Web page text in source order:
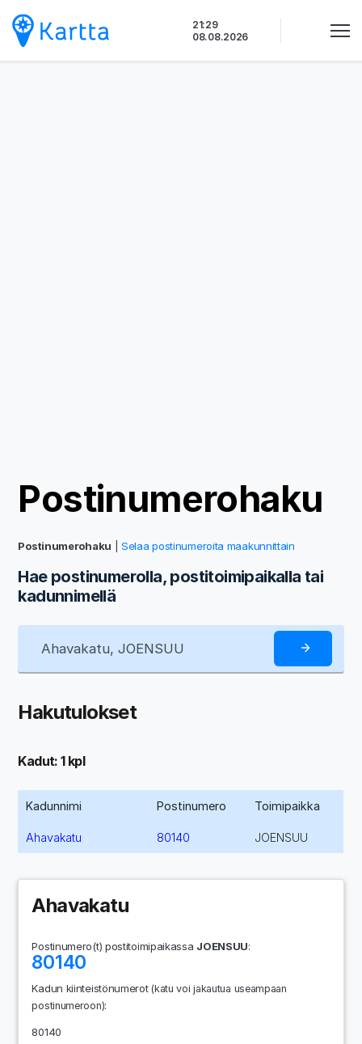
sisältöön
21:29
08.08.2026
Postinumerohaku
Postinumerohaku |Selaa postinumeroita maakunnittain
Hae postinumerolla, postitoimipaikalla tai
kadunnimellä
Hakutulokset
Kadut: 1 kpl
Kadunnimi Postinumero Toimipaikka
Ahavakatu 80140 JOENSUU
Ahavakatu
Postinumero(t) postitoimipaikassa JOENSUU:
80140
Kadun kiinteistönumerot(katu voi jakautua useampaan
postinumeroon):
80140